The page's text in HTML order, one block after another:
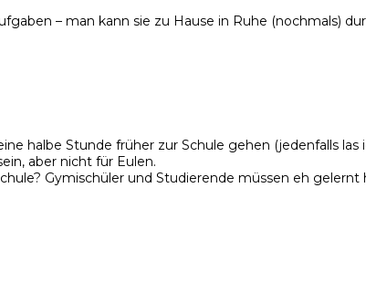
– man kann sie zu Hause in Ruhe (nochmals)
halbe Stunde früher zur Schule gehen (jedenfalls las
aber nicht für Eulen.
Gymischüler und Studierende müssen eh gelernt